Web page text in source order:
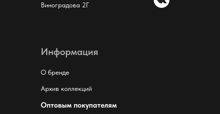
Информация
О бренде
Архив коллекций
Оптовым покупателям
Виноградова 2Г